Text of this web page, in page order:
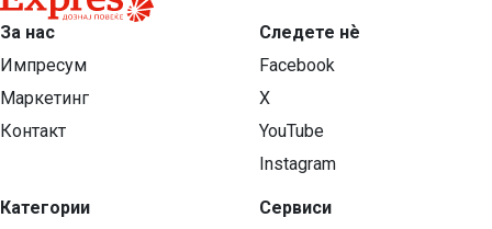
За нас
Импресум
Маркетинг
Контакт
Категории
Следете нѐ
Facebook
X
YouTube
Instagram
Сервиси